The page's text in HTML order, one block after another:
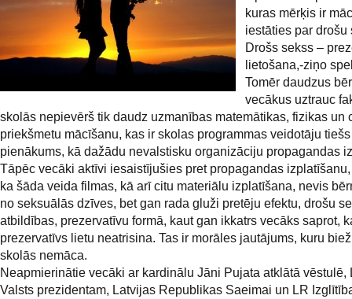
kuras mērķis ir
iestāties par drošu
Drošs sekss –
lietošana,-ziņo
Tomēr daudzus
vecākus uztrauc
skolās nepievērš tik daudz uzmanības matemātikas, fizikas un
priekšmetu mācīšanu, kas ir skolas programmas veidotāju tiešs
pienākums, kā dažādu nevalstisku organizāciju propagandas
Tāpēc vecāki aktīvi iesaistījušies pret propagandas
ka šāda veida filmas, kā arī citu materiālu izplatīšana, nevis
no seksuālās dzīves, bet gan rada gluži pretēju efektu, drošu
atbildības, prezervatīvu formā, kaut gan ikkatrs vecāks saprot,
prezervatīvs lietu neatrisina. Tas ir morāles jautājums, kuru
skolās nemāca.
Neapmierinātie vecāki ar kardinālu Jāni Pujata atklātā vēstulē,
Valsts prezidentam, Latvijas Republikas Saeimai un LR